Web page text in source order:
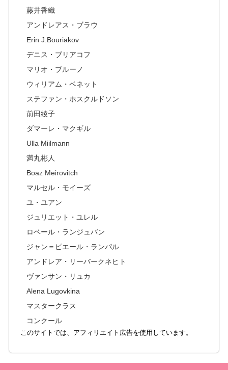
藤井香織
アンドレアス・ブラウ
Erin J.Bouriakov
デニス・ブリアコフ
マリオ・ブルーノ
ウィリアム・ベネット
ステファン・ホスクルドソン
前田綾子
ダマーレ・マクギル
Ulla Miilmann
満丸彬人
Boaz Meirovitch
マルセル・モイーズ
ユ・ユアン
ジュリエット・ユレル
ロベール・ランジュバン
ジャン＝ピエール・ランパル
アンドレア・リーバークネヒト
ヴァンサン・リュカ
Alena Lugovkina
マスタークラス
コンクール
このサイトでは、アフィリエイト広告を使用しています。